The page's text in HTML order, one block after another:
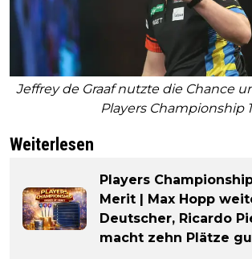
Jeffrey de Graaf nutzte die Chance
Players Championship
Weiterlesen
Players
Merit | Max Hopp
Deutscher, Ricardo
macht zehn Plätze